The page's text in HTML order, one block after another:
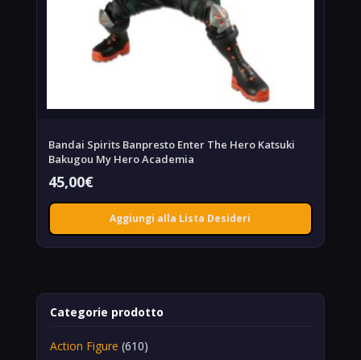
Bandai Spirits Banpresto Enter The Hero Katsuki
Bakugou My Hero Academia
45,00€
Aggiungi alla Lista Desideri
Categorie prodotto
Action Figure (610)